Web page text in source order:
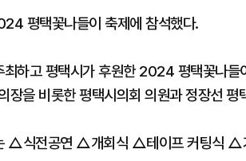
평택꽃나들이 축제에 참석했다.
하고 평택시가 후원한 2024 평택꽃나들
장을 비롯한 평택시의회 의원과 정장선
△식전공연 △개회식 △테이프 커팅식 △